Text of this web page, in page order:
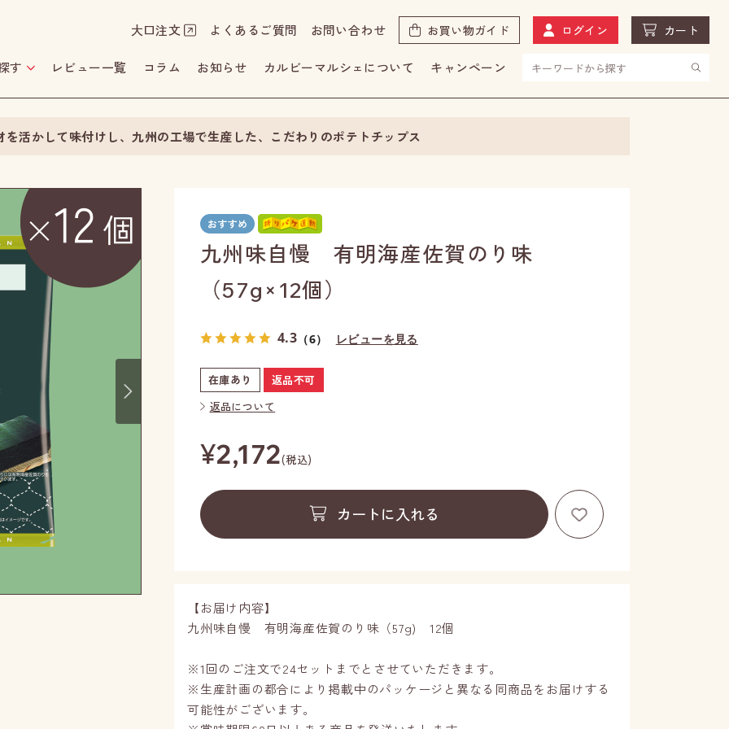
大口注文 よくあるご質問 お問い合わせ お買い物ガイド ログイン カート
す レビュー一覧 コラム お知らせ カルビーマルシェについて キャンペーン
を活かして味付けし、九州の工場で生産した、こだわりのポテトチップス
九州味自慢 有明海産佐賀のり味
（57g×12個）
4.3 （6） レビューを見る
在庫あり
返品不可
返品について
¥2,172(税込)
カートに入れる
【お届け内容】
九州味自慢 有明海産佐賀のり味（57g) 12個
※1回のご注文で24セットまでとさせていただきます。
※生産計画の都合により掲載中のパッケージと異なる同商品をお届けする
可能性がございます。